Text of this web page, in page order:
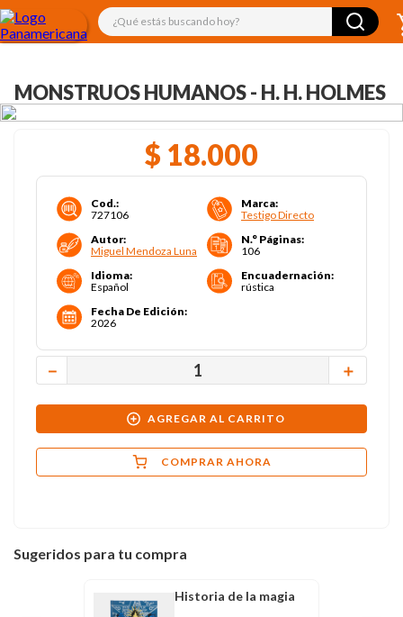
¿Qué estás buscando hoy?
MONSTRUOS HUMANOS - H. H. HOLMES
$ 18.000
Cod.:
727106
Marca:
Testigo Directo
Autor:
Miguel Mendoza Luna
N.° Páginas:
106
Idioma:
Español
Encuadernación:
rústica
Fecha De Edición:
2026
＋
－
AGREGAR AL CARRITO
COMPRAR AHORA
Sugeridos para tu compra
Historia de la magia